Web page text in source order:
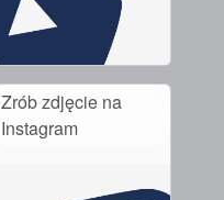
Zrób zdjęcie na
Instagram